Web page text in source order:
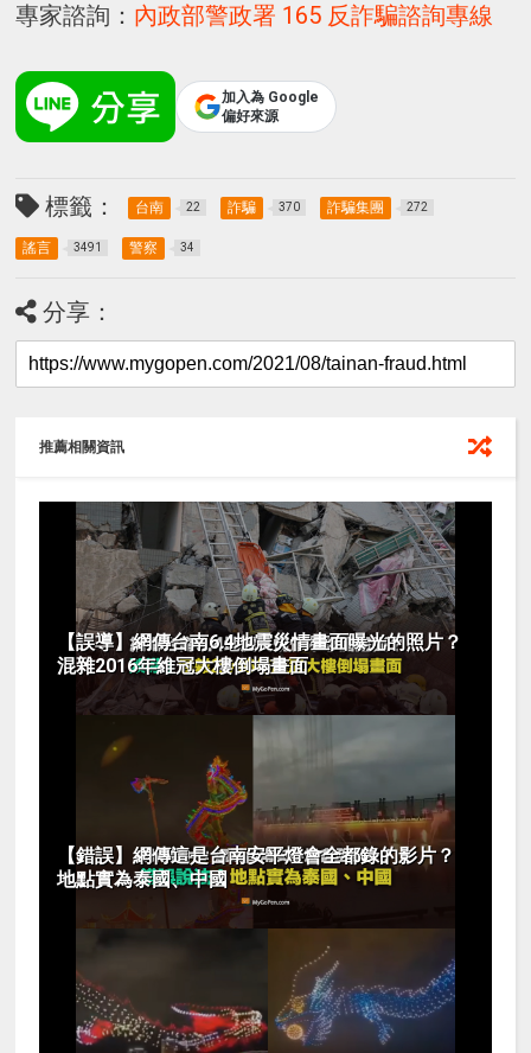
專家諮詢： 內政部警政署 165 反詐騙諮詢專線
加入為 Google
偏好來源
標籤： 台南 22 詐騙 370 詐騙集團 272
謠言 3491 警察 34
分享：
推薦相關資訊
【誤導】網傳台南6.4地震災情畫面曝光的照片？
混雜2016年維冠大樓倒塌畫面
【錯誤】網傳這是台南安平燈會全都錄的影片？
地點實為泰國、中國